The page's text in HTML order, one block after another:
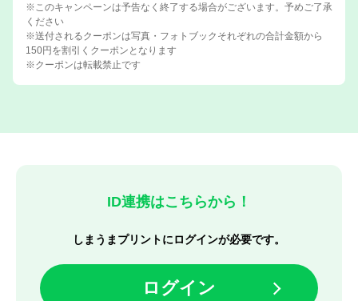
※このキャンペーンは予告なく終了する場合がございます。予めご了承
ください
※送付されるクーポンは写真・フォトブックそれぞれの合計金額から
150円を割引くクーポンとなります
※クーポンは転載禁止です
ID連携はこちらから！
しまうまプリントにログインが必要です。
ログイン